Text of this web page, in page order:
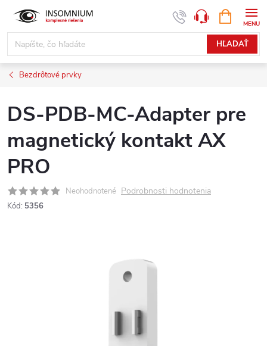
obsah
HĽADAŤ
KOŠÍK
Bezdrôtové prvky
DS-PDB-MC-Adapter pre
magnetický kontakt AX
PRO
Neohodnotené Podrobnosti hodnotenia
Kód: 5356
www.insomnium.sk - Chat